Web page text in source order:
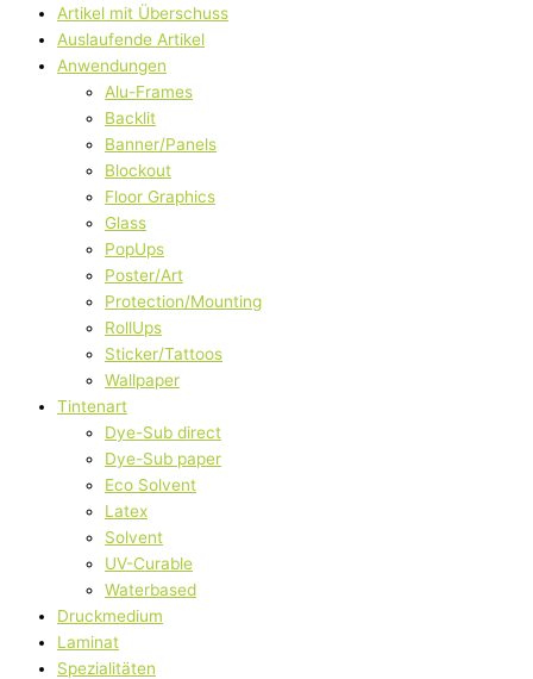
Artikel mit Überschuss
Auslaufende Artikel
Anwendungen
Alu-Frames
Backlit
Banner/Panels
Blockout
Floor Graphics
Glass
PopUps
Poster/Art
Protection/Mounting
RollUps
Sticker/Tattoos
Wallpaper
Tintenart
Dye-Sub direct
Dye-Sub paper
Eco Solvent
Latex
Solvent
UV-Curable
Waterbased
Druckmedium
Laminat
Spezialitäten